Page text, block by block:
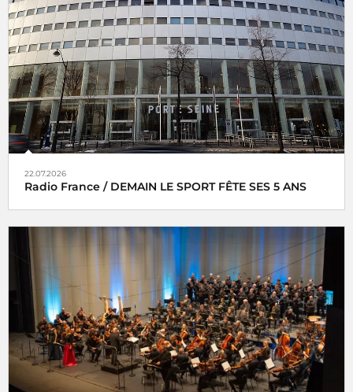
22.07.2026
Radio France / DEMAIN LE SPORT FÊTE SES 5 ANS